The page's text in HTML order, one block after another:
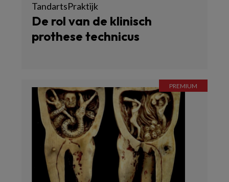
TandartsPraktijk
De rol van de klinisch
prothese technicus